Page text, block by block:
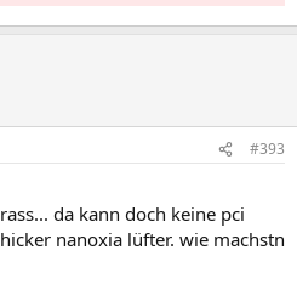
#393
da kann doch keine pci
nanoxia lüfter. wie machstn